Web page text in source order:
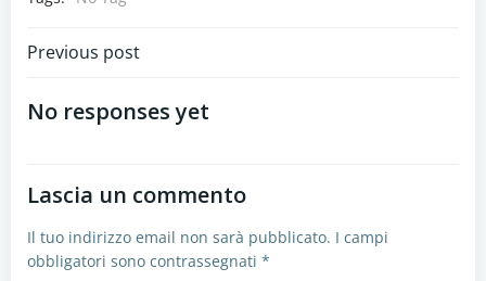
Navigazione
articoli
Previous post
No responses yet
Lascia un commento
Il tuo indirizzo email non sarà pubblicato. I campi
obbligatori sono contrassegnati *